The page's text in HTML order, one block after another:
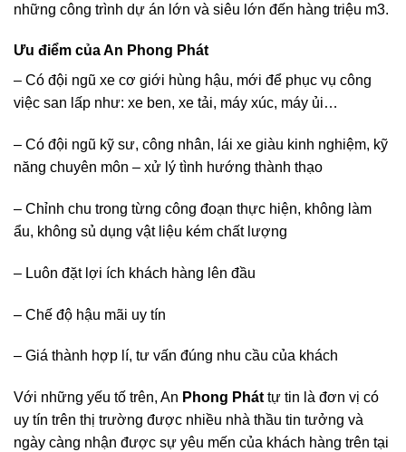
những công trình dự án lớn và siêu lớn đến hàng triệu m3.
Ưu điểm của An Phong Phát
– Có đội ngũ xe cơ giới hùng hậu, mới để phục vụ công
việc san lấp như: xe ben, xe tải, máy xúc, máy ủi…
– Có đội ngũ kỹ sư, công nhân, lái xe giàu kinh nghiệm, kỹ
năng chuyên môn – xử lý tình hướng thành thạo
– Chỉnh chu trong từng công đoạn thực hiện, không làm
ẩu, không sủ dụng vật liệu kém chất lượng
– Luôn đặt lợi ích khách hàng lên đầu
– Chế độ hậu mãi uy tín
– Giá thành hợp lí, tư vấn đúng nhu cầu của khách
Với những yếu tố trên, An Phong Phát tự tin là đơn vị có
uy tín trên thị trường được nhiều nhà thầu tin tưởng và
ngày càng nhận được sự yêu mến của khách hàng trên tại